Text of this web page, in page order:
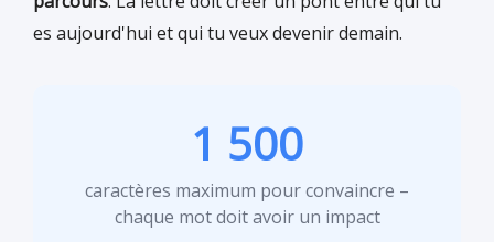
es aujourd'hui et qui tu veux devenir demain.
1 500
caractères maximum pour convaincre –
chaque mot doit avoir un impact